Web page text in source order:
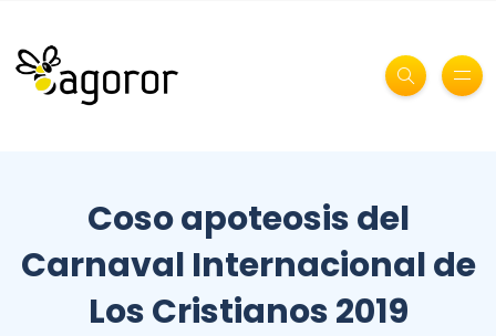
Coso apoteosis del
Carnaval Internacional de
Los Cristianos 2019